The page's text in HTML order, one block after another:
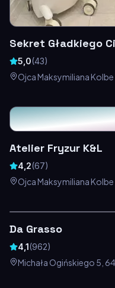
Sekret Gładkiego
5,0(43)
Ojca Maksymiliana
Atelier Fryzur K&L
4,2(67)
Ojca Maksymiliana
Da Grasso
4,1(962)
Michała Ogińskiego 5,